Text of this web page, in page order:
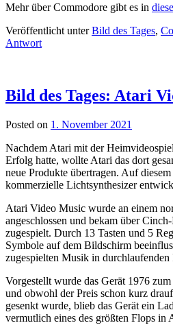
Mehr über Commodore gibt es in
Veröffentlicht unterBild des Tages,
Antwort
Bild des Tages: Atari
Posted on 1. November 2021
Nachdem Atari mit der
Erfolg hatte, wollte Atari das dort
neue Produkte übertragen. Auf
kommerzielle Lichtsynthesizer
Atari Video Music wurde an einem
angeschlossen und bekam über
zugespielt. Durch 13 Tasten und 5
Symbole auf dem Bildschirm
zugespielten Musik in durchlaufenden
Vorgestellt wurde das Gerät 1976
und obwohl der Preis schon kurz
gesenkt wurde, blieb das Gerät ein
vermutlich eines des größten Flops in